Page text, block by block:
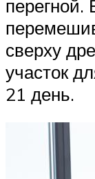
перегной.
сверху
участок
21 день.